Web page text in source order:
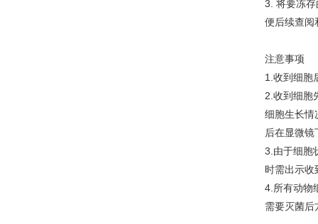
3. 将要冻
便后续查阅
注意事项
1.收到细胞
2.收到细胞
细胞生长情
后在显微
3.由于细胞
时需出示收
4.所有动物
需要灭菌后